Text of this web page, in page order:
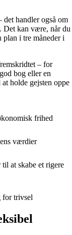
handler også om
Det kan være, når du
plan i tre måneder i
– for
bog eller en
holde gejsten oppe
frihed
værdier
at skabe et rigere
for trivsel